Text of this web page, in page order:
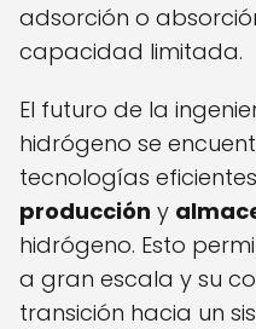
adsorción o
capacidad limitada.
El futuro de la
hidrógeno se
tecnologías
producción y
hidrógeno. Esto
a gran escala y su
transición hacia un